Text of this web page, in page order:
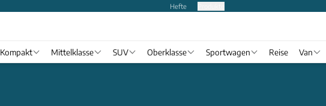
Hefte
Kompakt Mittelklasse SUV Oberklasse Sportwagen Reise Van